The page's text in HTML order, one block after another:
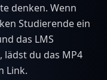
denken. Wenn
Studierende ein
das LMS
lädst du das MP4
Link.